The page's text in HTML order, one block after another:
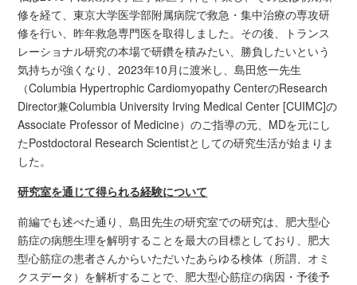
修を経て、東京大学医学部附属病院で救急・集中治療の専攻研
修を行い、昨年救急専門医を取得しました。その後、トランス
レーショナル研究の本場で研鑽を積みたい、勝負したいという
気持ちが強くなり、2023年10月に渡米し、島田悠一先生
（Columbia Hypertrophic Cardiomyopathy CenterのResearch
Director兼Columbia University Irving Medical Center [CUIMC]の
Associate Professor of Medicine）のご指導の元、MDを元にし
たPostdoctoral Research Scientistとしての研究生活が始まりま
した。
研究室を通じて得られる経験について
前編でも述べた通り、島田先生の研究室での研究は、肥大型心
筋症の病態生理を解明することを最大の目標としており、肥大
型心筋症の患者さんからいただいたあらゆる検体（所謂、オミ
クスデータ）を解析することで、肥大型心筋症の病因・予後予